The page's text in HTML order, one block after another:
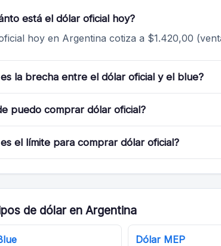
está el dólar oficial hoy?
hoy en Argentina cotiza a $1.420,00
la brecha entre el dólar oficial y el blue?
puedo comprar dólar oficial?
el límite para comprar dólar oficial?
de dólar en Argentina
Dólar MEP